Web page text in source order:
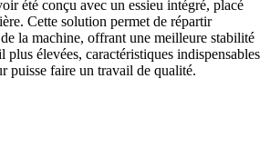
été conçu avec un essieu intégré, placé
Cette solution permet de répartir
la machine, offrant une meilleure stabilité
plus élevées, caractéristiques indispensables
puisse faire un travail de qualité.